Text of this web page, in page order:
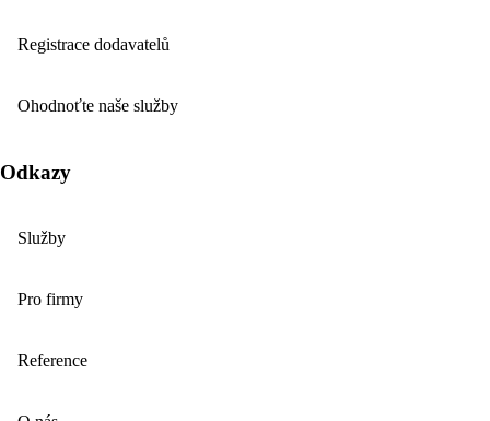
Registrace dodavatelů
Ohodnoťte naše služby
Odkazy
Služby
Pro firmy
Reference